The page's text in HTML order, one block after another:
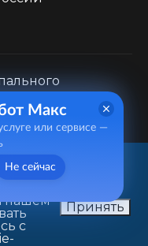
«Город
д. 78
нашем
с
Принять
Макс
или сервисе —
Не сейчас